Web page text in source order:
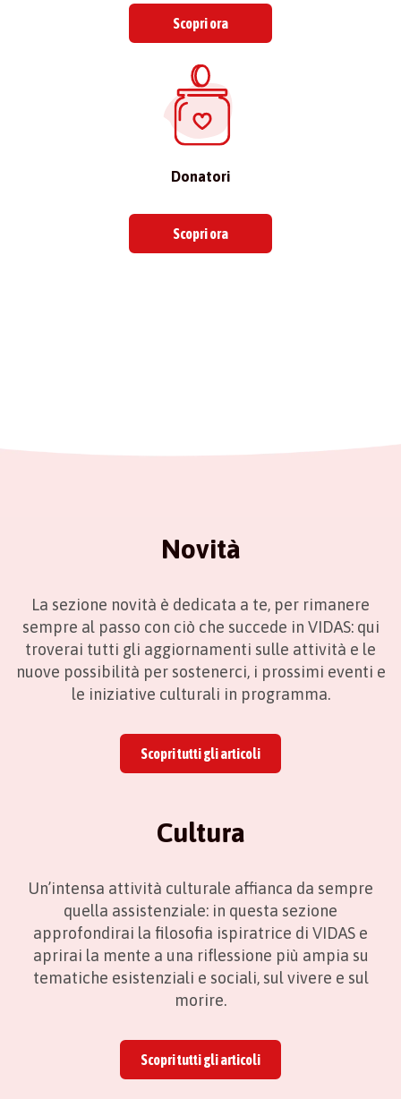
Scopri ora
Donatori
Scopri ora
Novità
La sezione novità è dedicata a te, per rimanere
sempre al passo con ciò che succede in VIDAS: qui
troverai tutti gli aggiornamenti sulle attività e le
nuove possibilità per sostenerci, i prossimi eventi e
le iniziative culturali in programma.
Scopri tutti gli articoli
Cultura
Un’intensa attività culturale affianca da sempre
quella assistenziale: in questa sezione
approfondirai la filosofia ispiratrice di VIDAS e
aprirai la mente a una riflessione più ampia su
tematiche esistenziali e sociali, sul vivere e sul
morire.
Scopri tutti gli articoli